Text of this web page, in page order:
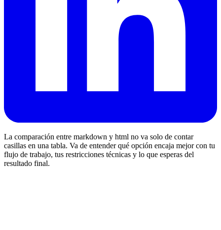
La comparación entre markdown y html no va solo de contar
casillas en una tabla. Va de entender qué opción encaja mejor con tu
flujo de trabajo, tus restricciones técnicas y lo que esperas del
resultado final.